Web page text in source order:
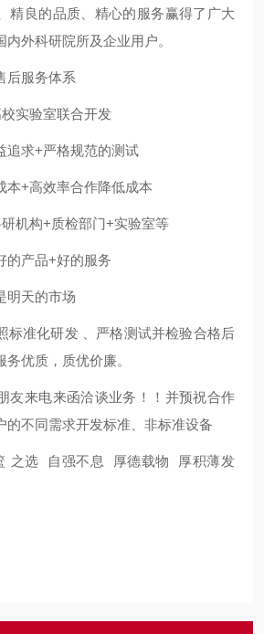
精良的品质、精心的服务赢得了广大
外科研院所及企业用户。
后服务体系
实验室联合开发
追求+严格规范的测试
本+高效率合作降低成本
机构+质检部门+实验室等
的产品+好的服务
明天的市场
标准化研发 、严格测试并检验合格后
优质，质优价廉。
友来电来函洽谈业务！！并预祝合作
的不同需求开发标准、非标准设备
之选 自强不息 厚德载物 厚积薄发